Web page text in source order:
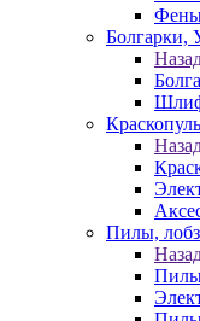
Фены
Пилы,